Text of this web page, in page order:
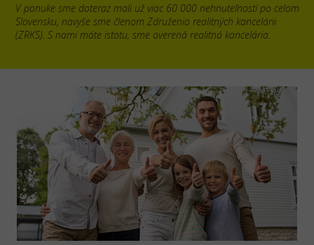
V ponuke sme doteraz mali už viac 60 000 nehnuteľností po celom
Slovensku, navyše sme členom Združenia realitných kancelárii
(ZRKS). S nami máte istotu, sme overená realitná kancelária.